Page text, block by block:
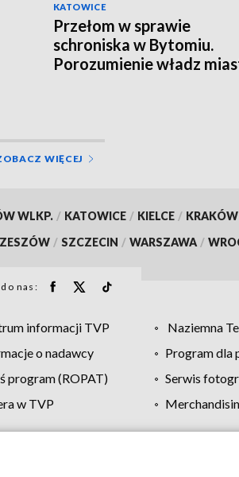
KATOWICE
Przełom w sprawie
schroniska w Bytomiu.
Porozumienie władz
WIĘCEJ
WLKP. / KATOWICE / KIELCE / KRAKÓW
/ SZCZECIN / WARSZAWA /
do nas:
informacji TVP Naziemna
o nadawcy
Program dla
program (ROPAT)
Serwis
w TVP